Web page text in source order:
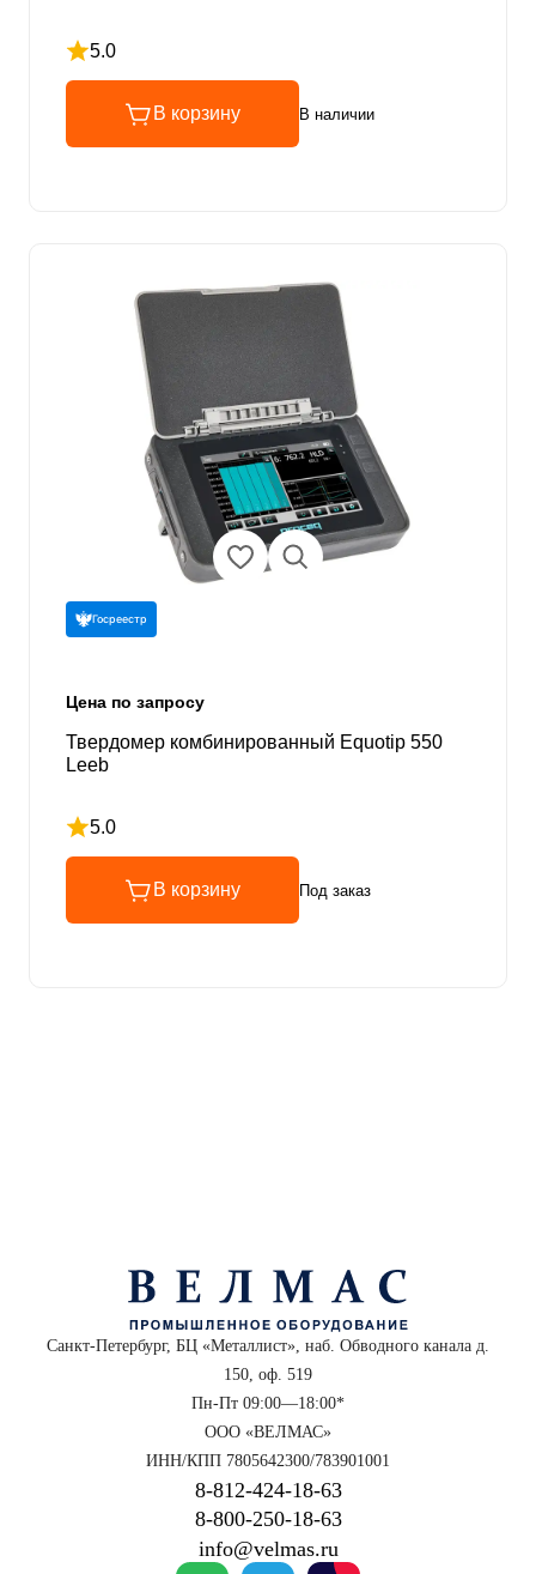
5.0
Рейтинг 5 из 5
В корзину В наличии
Госреестр
Цена по запросу
Твердомер комбинированный Equotip 550
Leeb
5.0
Рейтинг 5 из 5
В корзину Под заказ
Санкт-Петербург, БЦ «Металлист», наб. Обводного канала д.
150, оф. 519
Пн-Пт 09:00—18:00*
ООО «ВЕЛМАС»
ИНН/КПП 7805642300/783901001
8‑812‑424‑18‑63
8‑800‑250‑18‑63
info@velmas.ru